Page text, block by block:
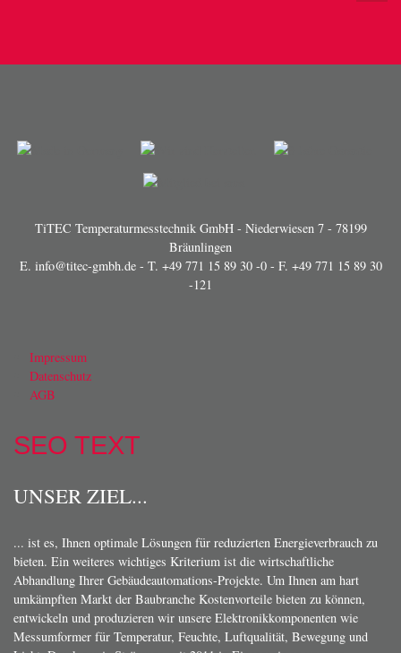
TiTEC Temperaturmesstechnik GmbH - Niederwiesen 7 - 78199
Bräunlingen
E. info@titec-gmbh.de- T. +49 771 15 89 30 -0- F. +49 771 15 89 30
-121
Impressum
Datenschutz
AGB
SEO TEXT
UNSER ZIEL...
... ist es, Ihnen optimale Lösungen für reduzierten Energieverbrauch zu
bieten. Ein weiteres wichtiges Kriterium ist die wirtschaftliche
Abhandlung Ihrer Gebäudeautomations-Projekte. Um Ihnen am hart
umkämpften Markt der Baubranche Kostenvorteile bieten zu können,
entwickeln und produzieren wir unsere Elektronikkomponenten wie
Messumformer für Temperatur, Feuchte, Luftqualität, Bewegung und